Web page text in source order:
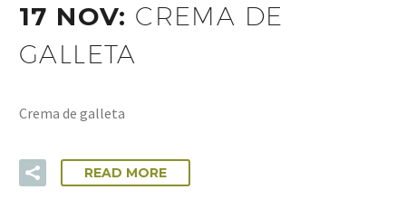
17 NOV: CREMA DE
GALLETA
Crema de galleta
READ MORE